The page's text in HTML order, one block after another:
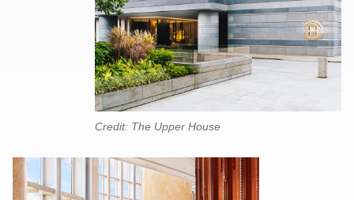
Credit: The Upper House